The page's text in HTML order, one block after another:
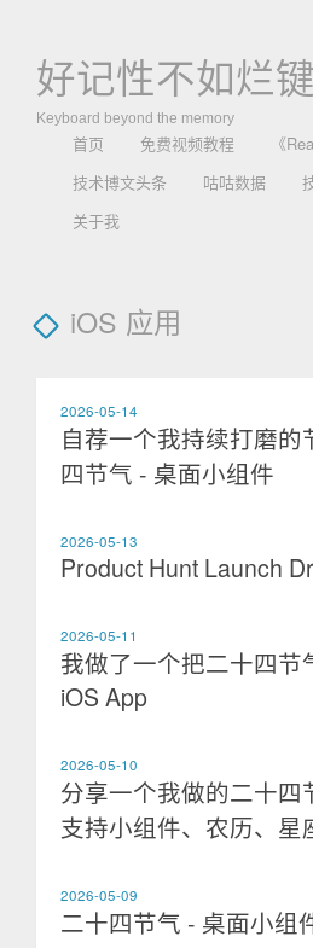
好记性不如烂
Keyboard beyond the memory
首页 免费视频教程
《
技术博文头条
咕咕数据
关于我
iOS 应用
2026-05-14
自荐一个我持续打磨的
四节气 - 桌面小组件
2026-05-13
Product Hunt Launch
2026-05-11
我做了一个把二十四节
iOS App
2026-05-10
分享一个我做的二十四
支持小组件、农历、星
2026-05-09
二十四节气 - 桌面小组